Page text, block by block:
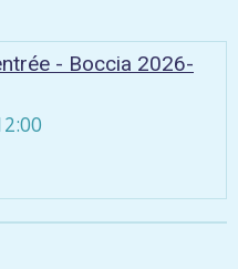
- Boccia 2026-